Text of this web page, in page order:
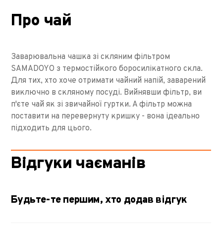
Про чай
Заварювальна чашка зі скляним фільтром
SAMADOYO з термостійкого боросилікатного скла.
Для тих, хто хоче отримати чайний напій, заварений
виключно в скляному посуді. Вийнявши фільтр, ви
п'єте чай як зі звичайної гуртки. А фільтр можна
поставити на перевернуту кришку - вона ідеально
підходить для цього.
Відгуки чаєманів
Будьте-те першим, хто додав відгук